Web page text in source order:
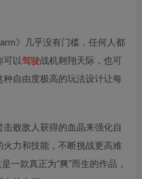
》几乎没有门槛，任何人都
可以驾驶战机翱翔天际，也可
自由度极高的玩法设计让每
败敌人获得的血晶来强化自
力和技能，不断挑战更高难
一款真正为“爽”而生的作品，